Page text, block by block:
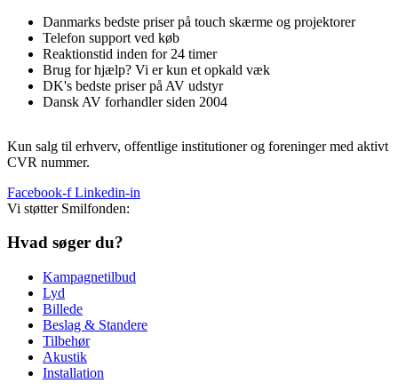
Danmarks bedste priser på touch skærme og projektorer
Telefon support ved køb
Reaktionstid inden for 24 timer
Brug for hjælp? Vi er kun et opkald væk
DK's bedste priser på AV udstyr
Dansk AV forhandler siden 2004
Kun salg til erhverv, offentlige institutioner og foreninger med aktivt
CVR nummer.
Facebook-f Linkedin-in
Vi støtter Smilfonden:
Hvad søger du?
Kampagnetilbud
Lyd
Billede
Beslag & Standere
Tilbehør
Akustik
Installation